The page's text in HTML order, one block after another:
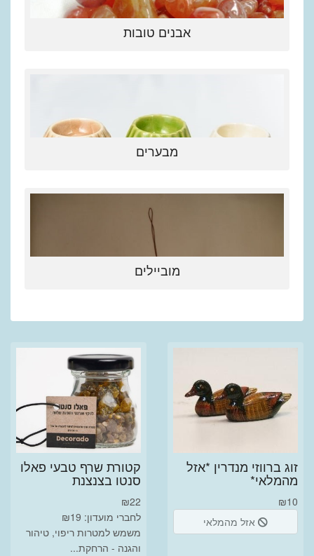
אבנים טובות
מבערים
מוביילים
זוג ברווזי מנדרין *אזל
מהמלאי*
₪10
אזל מהמלאי
קטורת שרף טבעי פאלו
סנטו בצנצנת
₪22
לחברי מועדון: ₪19
משמש למטרות ריפוי, טיהור
והגנה - הרחקת...